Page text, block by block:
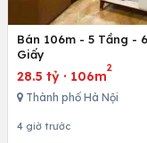
Bán 106m - 5 Tầng -
Giấy
28.5 tỷ · 106m
2
Thành phố Hà Nội
4 giờ trước